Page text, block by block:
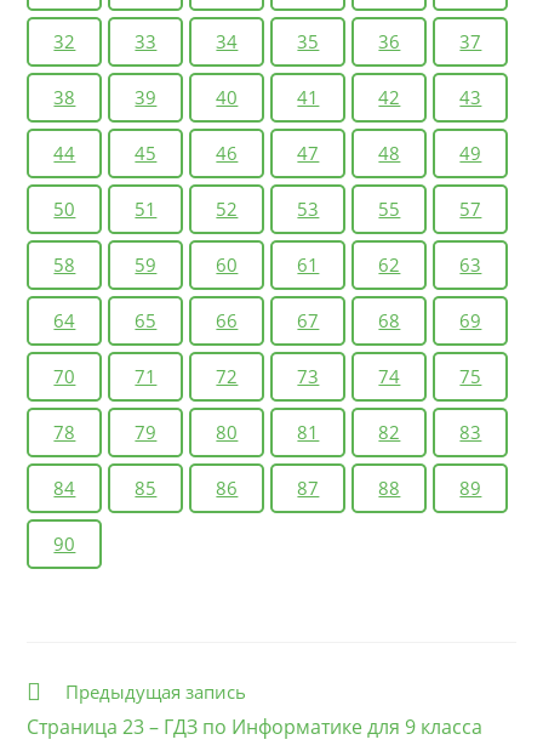
32 33 34 35 36 37
38 39 40 41 42 43
44 45 46 47 48 49
50 51 52 53 55 57
58 59 60 61 62 63
64 65 66 67 68 69
70 71 72 73 74 75
78 79 80 81 82 83
84 85 86 87 88 89
90
Еще
Предыдущая запись
Страница 23 – ГДЗ по Информатике для 9 класса